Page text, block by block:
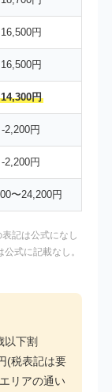
16,500円
16,500円
14,300円
-2,200円
-2,200円
〜24,200円
記は公式になし
式に記載なし。
下割
(税表記は要
リアの通い